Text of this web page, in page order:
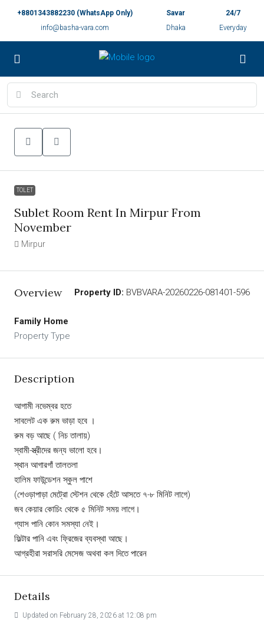
+8801343882230 (WhatsApp Only)
info@basha-vara.com
Savar
Dhaka
24/7
Everyday
TOLET
Sublet Room Rent In Mirpur From
November
Mirpur
Overview Property ID: BVBVARA-20260226-081401-596
Family Home
Property Type
Description
আগামী নভেম্বর হতে
সাবলেট এক রুম ভাড়া হবে ।
রুম বড় আছে ( নিচ তালায়)
স্বামী-স্ত্রীদের জন্য ভালো হবে।
স্থান আগারগাঁ তালতলা
হালিম ফাউন্ডেশন স্কুল পাশে
(শেওড়াপাড়া মেট্রো স্টেশন থেকে হেঁটে আসতে ৭-৮ মিনিট লাগে)
জব কেয়ার কোচিং থেকে ৫ মিনিট সময় লাগে।
গ্যাস পানি কোন সমস্যা নেই।
ফিল্টার পানি এবং ফ্রিজের ব্যবস্থা আছে।
আগ্রহীরা সরাসরি মেসেজ অথবা কল দিতে পারেন
Details
Updated on February 28, 2026 at 12:08 pm